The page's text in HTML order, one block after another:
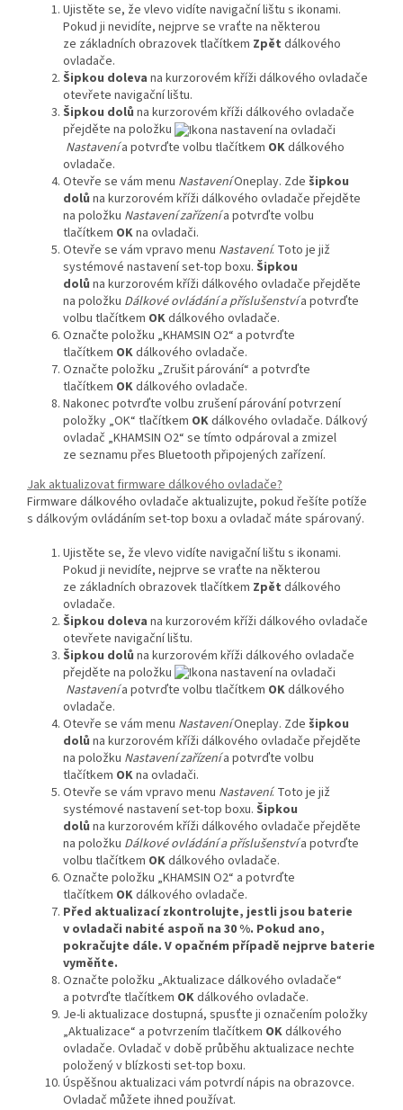
Ujistěte se, že vlevo vidíte navigační lištu s ikonami.
Pokud ji nevidíte, nejprve se vraťte na některou
ze základních obrazovek tlačítkem Zpět dálkového
ovladače.
Šipkou doleva na kurzorovém kříži dálkového ovladače
otevřete navigační lištu.
Šipkou dolů na kurzorovém kříži dálkového ovladače
přejděte na položku
Nastavenía potvrďte volbu tlačítkem OKdálkového
ovladače.
Otevře se vám menu NastaveníOneplay. Zde šipkou
dolů na kurzorovém kříži dálkového ovladače přejděte
na položku Nastavení zařízenía potvrďte volbu
tlačítkem OKna ovladači.
Otevře se vám vpravo menu Nastavení. Toto je již
systémové nastavení set-top boxu. Šipkou
dolů na kurzorovém kříži dálkového ovladače přejděte
na položku Dálkové ovládání a příslušenstvía potvrďte
volbu tlačítkem OKdálkového ovladače.
Označte položku „KHAMSIN O2“ a potvrďte
tlačítkem OKdálkového ovladače.
Označte položku „Zrušit párování“ a potvrďte
tlačítkem OKdálkového ovladače.
Nakonec potvrďte volbu zrušení párování potvrzení
položky „OK“ tlačítkem OKdálkového ovladače. Dálkový
ovladač „KHAMSIN O2“ se tímto odpároval a zmizel
ze seznamu přes Bluetooth připojených zařízení.
Jak aktualizovat firmware dálkového ovladače?
Firmware dálkového ovladače aktualizujte, pokud řešíte potíže
s dálkovým ovládáním set-top boxu a ovladač máte spárovaný.
Ujistěte se, že vlevo vidíte navigační lištu s ikonami.
Pokud ji nevidíte, nejprve se vraťte na některou
ze základních obrazovek tlačítkem Zpět dálkového
ovladače.
Šipkou doleva na kurzorovém kříži dálkového ovladače
otevřete navigační lištu.
Šipkou dolů na kurzorovém kříži dálkového ovladače
přejděte na položku
Nastavenía potvrďte volbu tlačítkem OKdálkového
ovladače.
Otevře se vám menu NastaveníOneplay. Zde šipkou
dolů na kurzorovém kříži dálkového ovladače přejděte
na položku Nastavení zařízenía potvrďte volbu
tlačítkem OKna ovladači.
Otevře se vám vpravo menu Nastavení. Toto je již
systémové nastavení set-top boxu. Šipkou
dolů na kurzorovém kříži dálkového ovladače přejděte
na položku Dálkové ovládání a příslušenstvía potvrďte
volbu tlačítkem OKdálkového ovladače.
Označte položku „KHAMSIN O2“ a potvrďte
tlačítkem OKdálkového ovladače.
Před aktualizací zkontrolujte, jestli jsou baterie
v ovladači nabité aspoň na 30 %. Pokud ano,
pokračujte dále. V opačném případě nejprve baterie
vyměňte.
Označte položku „Aktualizace dálkového ovladače“
a potvrďte tlačítkem OKdálkového ovladače.
Je-li aktualizace dostupná, spusťte ji označením položky
„Aktualizace“ a potvrzením tlačítkem OKdálkového
ovladače. Ovladač v době průběhu aktualizace nechte
položený v blízkosti set-top boxu.
Úspěšnou aktualizaci vám potvrdí nápis na obrazovce.
Ovladač můžete ihned používat.